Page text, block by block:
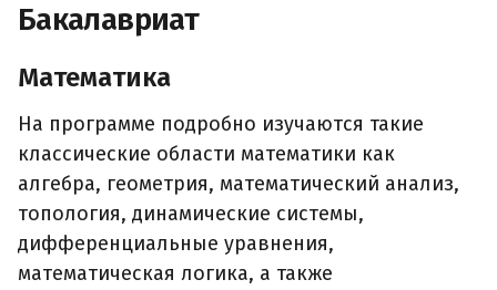
Бакалавриат
Математика
На программе подробно изучаются такие
классические области математики как
алгебра, геометрия, математический анализ,
топология, динамические системы,
дифференциальные уравнения,
математическая логика, а также